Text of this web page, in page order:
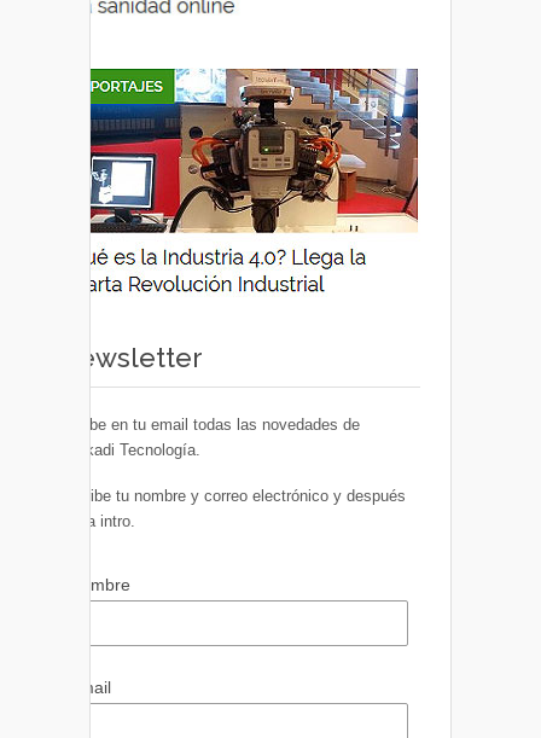
Newsletter
Recibe en tu email todas las novedades de
Euskadi Tecnología.
Escribe tu nombre y correo electrónico y después
pulsa intro.
Nombre
Email